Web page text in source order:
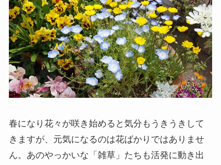
春になり花々が咲き始めると気分もうきうきして
きますが、元気になるのは花ばかりではありませ
ん。あのやっかいな「雑草」たちも活発に動き出